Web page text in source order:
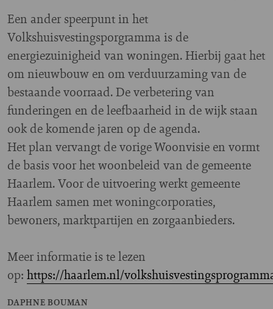
Een ander speerpunt in het
Volkshuisvestingsporgramma is de
energiezuinigheid van woningen. Hierbij gaat het
om nieuwbouw en om verduurzaming van de
bestaande voorraad. De verbetering van
funderingen en de leefbaarheid in de wijk staan
ook de komende jaren op de agenda.
Het plan vervangt de vorige Woonvisie en vormt
de basis voor het woonbeleid van de gemeente
Haarlem. Voor de uitvoering werkt gemeente
Haarlem samen met woningcorporaties,
bewoners, marktpartijen en zorgaanbieders.
Meer informatie is te lezen
op: https://haarlem.nl/
DAPHNE BOUMAN